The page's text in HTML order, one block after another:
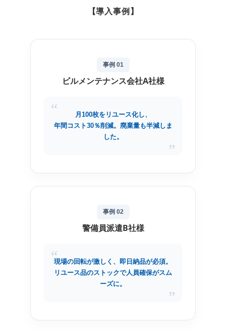
【導入事例】
事例 01
ビルメンテナンス会社A社様
“
月100枚をリユース化し、
年間コスト30％削減。廃棄量も半減しま
した。
”
事例 02
警備員派遣B社様
“現場の回転が激しく、即日納品が必須。
リユース品のストックで人員確保がスム
ーズに。
”